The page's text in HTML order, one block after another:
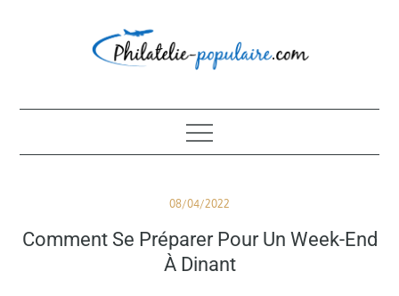
Philatélie populaire
Posted
08/04/2022
Comment Se Préparer Pour Un Week-End
À Dinant